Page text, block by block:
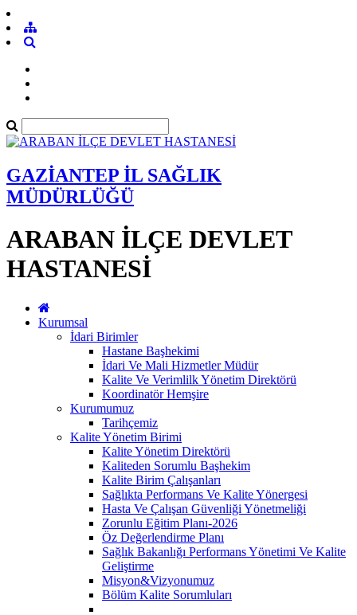
GAZİANTEP İL SAĞLIK
MÜDÜRLÜĞÜ
ARABAN İLÇE DEVLET
HASTANESİ
Kurumsal
İdari Birimler
Hastane Başhekimi
İdari Ve Mali Hizmetler Müdür
Kalite Ve Verimlilk Yönetim Direktörü
Koordinatör Hemşire
Kurumumuz
Tarihçemiz
Kalite Yönetim Birimi
Kalite Yönetim Direktörü
Kaliteden Sorumlu Başhekim
Kalite Birim Çalışanları
Sağlıkta Performans Ve Kalite Yönergesi
Hasta Ve Çalışan Güvenliği Yönetmeliği
Zorunlu Eğitim Planı-2026
Öz Değerlendirme Planı
Sağlık Bakanlığı Performans Yönetimi Ve Kalite
Geliştirme
Misyon&Vizyonumuz
Bölüm Kalite Sorumluları